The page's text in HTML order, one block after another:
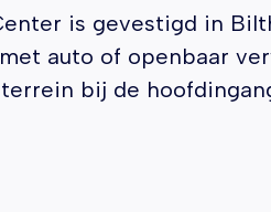
is gevestigd in
auto of openbaar
bij de